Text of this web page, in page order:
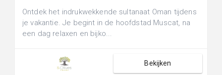
Ontdek het indrukwekkende sultanaat Oman tijdens
je vakantie. Je begint in de hoofdstad Muscat, na
een dag relaxen en bijko...
Bekijken